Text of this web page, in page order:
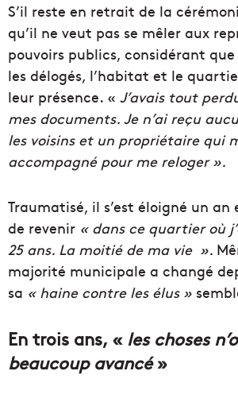
S’il reste en retrait de la
qu’il ne veut pas se mêler aux
pouvoirs publics, considérant
les délogés, l’habitat et le
leur présence. « J’avais tout
mes documents. Je n’ai reçu
les voisins et un propriétaire qui
accompagné pour me reloger ».
Traumatisé, il s’est éloigné un
de revenir « dans ce quartier où
25 ans. La moitié de ma vie ».
majorité municipale a changé
sa « haine contre les élus »
En trois ans, « les choses
beaucoup avancé»